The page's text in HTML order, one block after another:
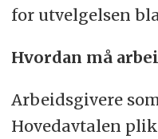
for utvelgelsen
Hvordan må
Arbeidsgivere
Hovedavtalen